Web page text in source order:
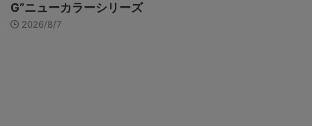
G”ニューカラーシリーズ
2026/8/7